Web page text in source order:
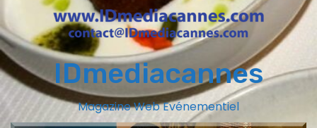
IDmediacannes
Magazine Web Evénementiel